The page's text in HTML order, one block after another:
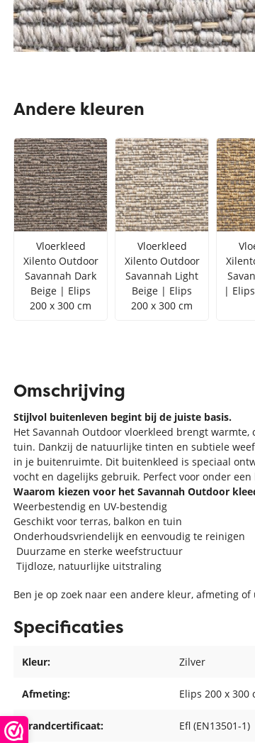
Andere kleuren
Vloerkleed
Xilento Outdoor
Savannah Dark
Beige | Elips
200 x 300 cm
Vloerkleed
Xilento Outdoor
Savannah Light
Beige | Elips
200 x 300 cm
|
Omschrijving
Stijlvol buitenleven begint bij de juiste basis.
Het Savannah Outdoor vloerkleed brengt
tuin. Dankzij de natuurlijke tinten en subtiele
in je buitenruimte. Dit buitenkleed is speciaal
vocht en dagelijks gebruik. Perfect voor onder
Waarom kiezen voor het Savannah Outdoor
Weerbestendig en UV-bestendig
Geschikt voor terras, balkon en tuin
Onderhoudsvriendelijk en eenvoudig te reinigen
Duurzame en sterke weefstructuur
Tijdloze, natuurlijke uitstraling
Ben je op zoek naar een andere kleur, afmeting
Specificaties
Kleur: Zilver
Afmeting: Elips 200 x 300
Brandcertificaat: Efl (EN13501-1)